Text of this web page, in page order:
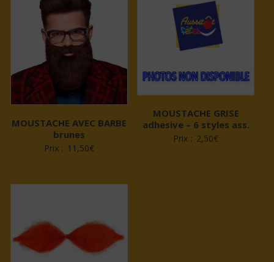
MOUSTACHE AVEC BARBE
brunes
Prix : 11,50€
MOUSTACHE GRISE
adhesive – 6 styles ass.
Prix : 2,50€